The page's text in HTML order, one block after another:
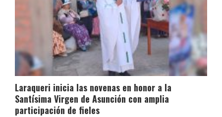
Laraqueri inicia las novenas en honor a la
Santísima Virgen de Asunción con amplia
participación de fieles